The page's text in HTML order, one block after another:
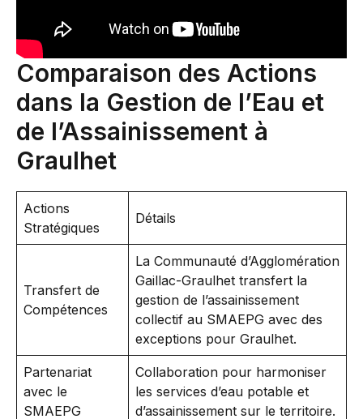
Comparaison des Actions
dans la Gestion de l’Eau et
de l’Assainissement à
Graulhet
Actions
Stratégiques
Détails
Transfert de
Compétences
La Communauté d’Agglomération
Gaillac-Graulhet transfert la
gestion de l’assainissement
collectif au SMAEPG avec des
exceptions pour Graulhet.
Partenariat
avec le
SMAEPG
Collaboration pour harmoniser
les services d’eau potable et
d’assainissement sur le territoire.